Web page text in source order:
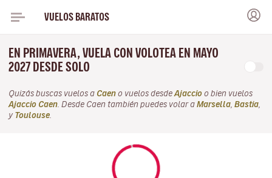
VUELOS BARATOS
EN PRIMAVERA, VUELA CON VOLOTEA EN MAYO
2027 DESDE SOLO
Quizás buscas vuelos a Caen o vuelos desde Ajaccio o bien vuelos
Ajaccio Caen . Desde Caen también puedes volar a Marsella Bastia
y Toulouse